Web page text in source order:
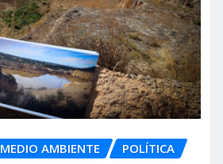
MEDIO AMBIENTE POLÍTICA